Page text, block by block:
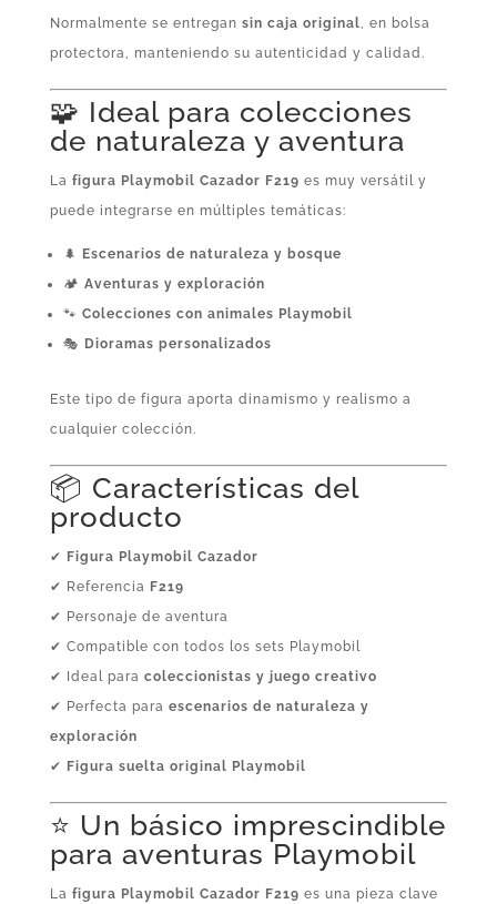
Normalmente se entregan sin caja original, en bolsa
protectora, manteniendo su autenticidad y calidad.
🧩 Ideal para colecciones
de naturaleza y aventura
La figura Playmobil Cazador F219 es muy versátil y
puede integrarse en múltiples temáticas:
🌲
Escenarios de naturaleza y bosque
🏕️ Aventuras y exploración
🐾 Colecciones con animales Playmobil
🎭 Dioramas personalizados
Este tipo de figura aporta dinamismo y realismo a
cualquier colección.
📦 Características del
producto
✔ Figura Playmobil Cazador
✔ Referencia F219
✔ Personaje de aventura
✔ Compatible con todos los sets Playmobil
✔ Ideal para coleccionistas y juego creativo
✔ Perfecta para escenarios de naturaleza y
exploración
✔ Figura suelta original Playmobil
⭐ Un básico imprescindible
para aventuras Playmobil
La figura Playmobil Cazador F219 es una pieza clave